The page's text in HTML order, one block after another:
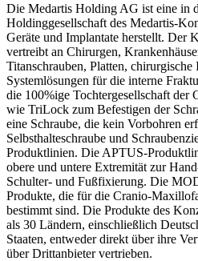
Die Medartis Holding AG ist eine in
Holdinggesellschaft des Medartis-
Geräte und Implantate herstellt. Der
vertreibt an Chirurgen,
Titanschrauben, Platten, chirurgische
Systemlösungen für die interne
die 100%ige Tochtergesellschaft der
wie TriLock zum Befestigen der
eine Schraube, die kein Vorbohren
Selbsthalteschraube und
Produktlinien. Die APTUS-
obere und untere Extremität zur
Schulter- und Fußfixierung. Die
Produkte, die für die Cranio-
bestimmt sind. Die Produkte des
als 30 Ländern, einschließlich
Staaten, entweder direkt über ihre
über Drittanbieter vertrieben.